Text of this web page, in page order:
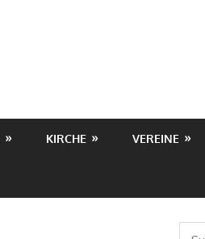
KIRCHE VEREINE